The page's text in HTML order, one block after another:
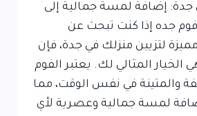
جدة: إضافة لمسة جمالية إلى
جده إذا كنت تبحث عن
لتزيين منزلك في جدة، فإن
الخيار المثالي لك. يعتبر الفوم
والمتينة في نفس الوقت، مما
لمسة جمالية وعصرية لأي